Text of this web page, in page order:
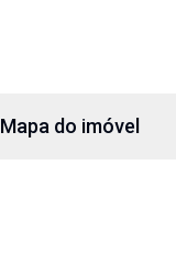
Mapa do imóvel